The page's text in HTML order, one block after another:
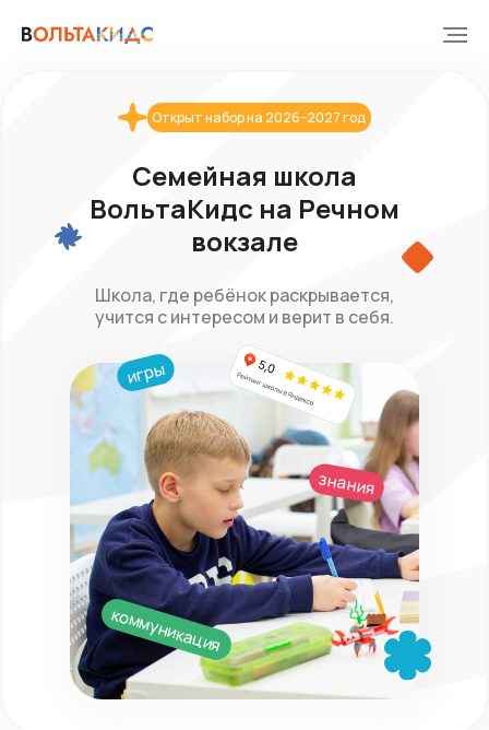
Семейная школа
ВольтаКидс на Речном
вокзале
Школа, где ребёнок раскрывается,
учится с интересом и верит в себя.
Открыт набор на 2026–2027 год
игры
знания
коммуникация